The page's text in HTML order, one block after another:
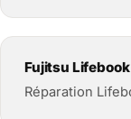
Fujitsu Lifebook
Réparation